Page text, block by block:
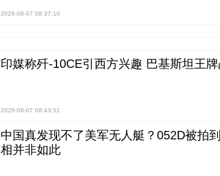
2026-08-07 09:37:10
印媒称歼-10CE引西方兴趣 巴基斯坦王
2026-08-07 08:43:51
中国真发现不了美军无人艇？052D被拍
相并非如此